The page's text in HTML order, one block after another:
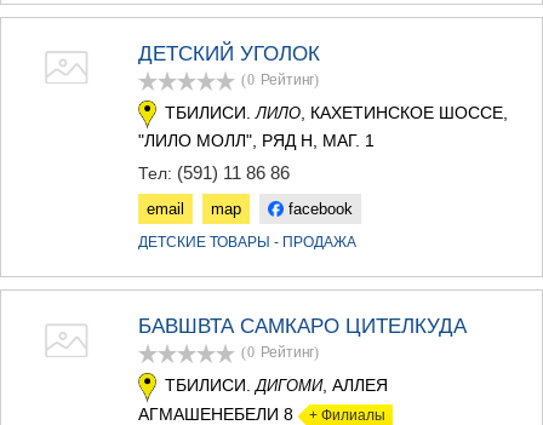
ДЕТСКИЙ УГОЛОК
(0 Рейтинг)
ТБИЛИСИ. ЛИЛО , КАХЕТИНСКОЕ ШОССЕ,
"ЛИЛО МОЛЛ", РЯД H, МАГ. 1
Тел: (591) 11 86 86
email map facebook
ДЕТСКИЕ ТОВАРЫ - ПРОДАЖА
БАВШВТА САМКАРО ЦИТЕЛКУДА
(0 Рейтинг)
ТБИЛИСИ.ДИГОМИ, АЛЛЕЯ
АГМАШЕНЕБЕЛИ 8 + Филиалы